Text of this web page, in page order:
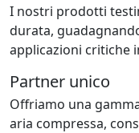
I nostri prodotti
durata,
applicazioni critiche
Partner unico
Offriamo una
aria compressa,